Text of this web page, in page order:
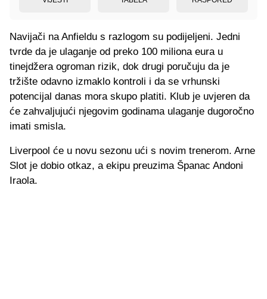
Navijači na Anfieldu s razlogom su podijeljeni. Jedni
tvrde da je ulaganje od preko 100 miliona eura u
tinejdžera ogroman rizik, dok drugi poručuju da je
tržište odavno izmaklo kontroli i da se vrhunski
potencijal danas mora skupo platiti. Klub je uvjeren da
će zahvaljujući njegovim godinama ulaganje dugoročno
imati smisla.
Liverpool će u novu sezonu ući s novim trenerom. Arne
Slot je dobio otkaz, a ekipu preuzima Španac Andoni
Iraola.